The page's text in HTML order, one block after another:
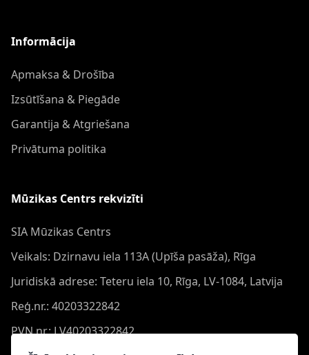
Informācija
Apmaksa & Drošība
Izsūtīšana & Piegāde
Garantija & Atgriešana
Privātuma politika
Mūzikas Centrs rekvizīti
SIA Mūzikas Centrs
Veikals: Dzirnavu iela 113A (Upīša pasāža), Rīga
Juridiskā adrese: Teteru iela 10, Rīga, LV-1084, Latvija
Reģ.nr.: 40203322842
PVN nr.: LV40203322842